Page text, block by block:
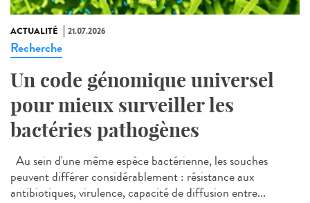
ACTUALITÉ 21.07.2026
Recherche
Un code génomique universel
pour mieux surveiller les
bactéries pathogènes
Au sein d'une même espèce bactérienne, les souches
peuvent différer considérablement : résistance aux
antibiotiques, virulence, capacité de diffusion entre...